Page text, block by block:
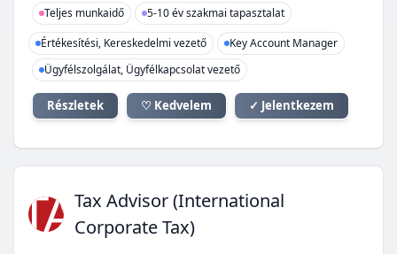
Teljes munkaidő
5-10 év szakmai tapasztalat
Értékesítési, Kereskedelmi vezető
Key Account Manager
Ügyfélszolgálat, Ügyfélkapcsolat vezető
Részletek ♡ Kedvelem ✓ Jelentkezem
TA Tax Advisor (International
Corporate Tax)